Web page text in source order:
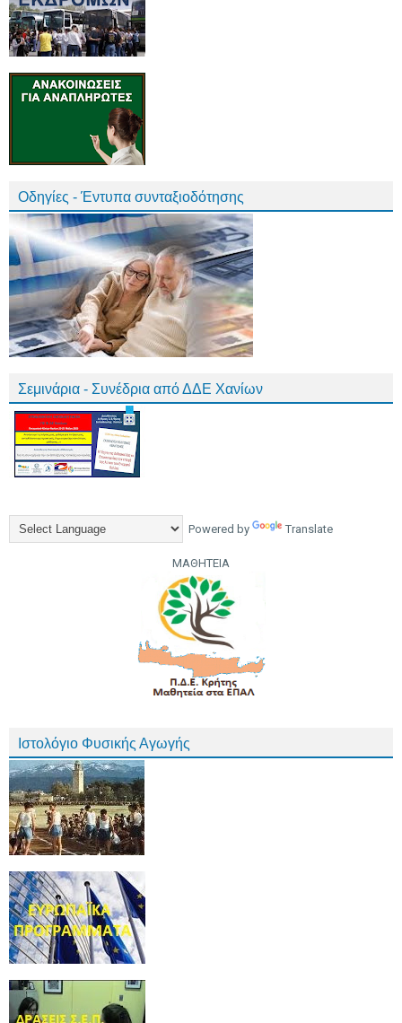
Οδηγίες - Έντυπα συνταξιοδότησης
Σεμινάρια - Συνέδρια από ΔΔΕ Χανίων
Powered by Translate
ΜΑΘΗΤΕΙΑ
Ιστολόγιο Φυσικής Αγωγής